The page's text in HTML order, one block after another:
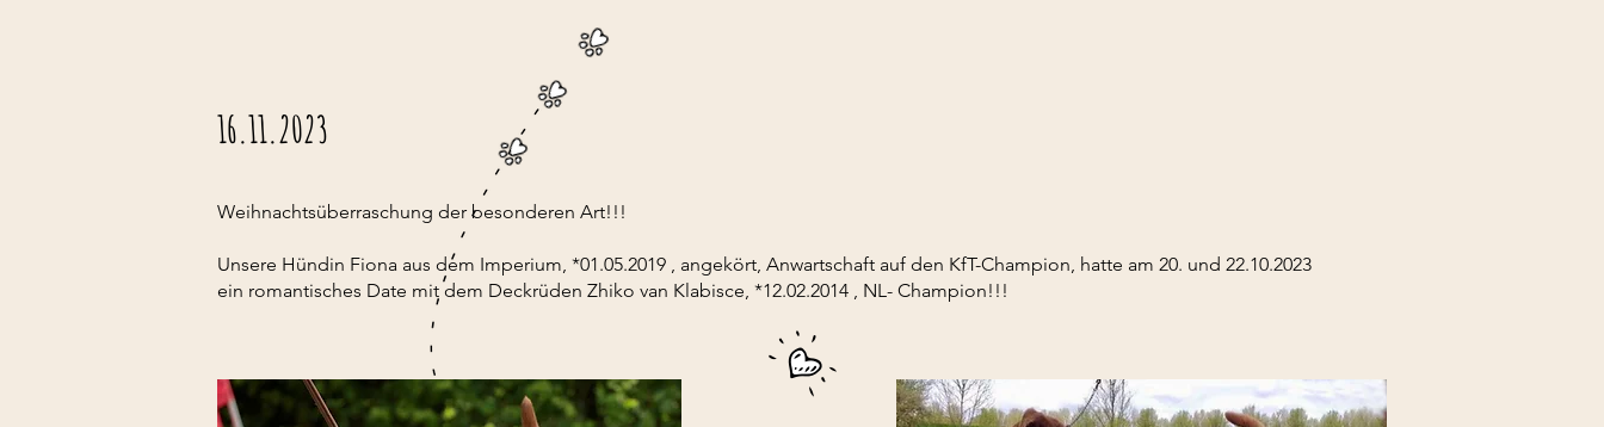
Weihnachtsüberraschung der besonderen Art!!!
Unsere Hündin Fiona aus dem Imperium, *01.05.2019 , angekört, Anwartschaft auf den KfT-Champion, hatte am 20. und 22.10.2023
ein romantisches Date mit dem Deckrüden Zhiko van Klabisce, *12.02.2014 , NL- Champion!!!
16.11.2023